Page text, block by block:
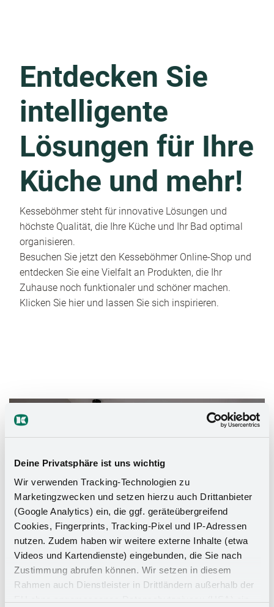
Deine Privatsphäre ist uns wichtig
Wir verwenden Tracking-Technologien zu
Marketingzwecken und setzen hierzu auch Drittanbieter
(Google Analytics) ein, die ggf. geräteübergreifend
Cookies, Fingerprints, Tracking-Pixel und IP-Adressen
nutzen. Zudem haben wir weitere externe Inhalte (etwa
Videos und Kartendienste) eingebunden, die Sie nach
Zustimmung abrufen können. Wir setzen in diesem
Rahmen auch Dienstleister in Drittländern außerhalb der
Entdecken Sie
intelligente
Lösungen für Ihre
Küche und mehr!
Kesseböhmer steht für innovative Lösungen und
höchste Qualität, die Ihre Küche und Ihr Bad optimal
organisieren.
Besuchen Sie jetzt den Kesseböhmer Online-Shop und
entdecken Sie eine Vielfalt an Produkten, die Ihr
Zuhause noch funktionaler und schöner machen.
Klicken Sie hier und lassen Sie sich inspirieren.
Das Stauraumwunder für Ihr